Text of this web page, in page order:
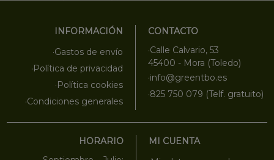
INFORMACIÓN
·Gastos de envío
·Política de privacidad
·Política cookies
·Condiciones generales
CONTACTO
·Calle Calvario, 53
45400 - Mora (Toledo)
·info@greentbo.es
·825 750 079 (Telf. gratuito)
HORARIO
MI CUENTA